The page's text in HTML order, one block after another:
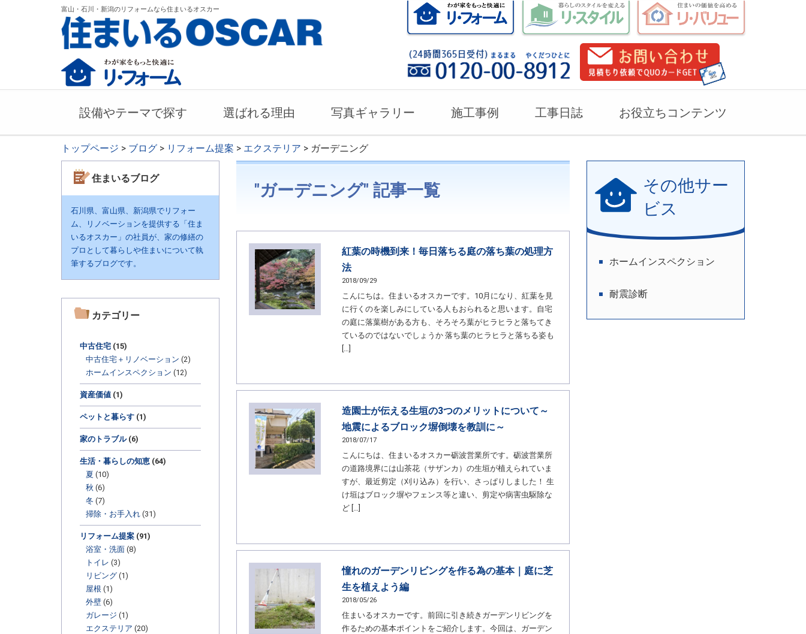
富山・石川・新潟のリフォームなら住まいるオスカー
設備やテーマで探す 選ばれる理由 写真ギャラリー 施工事例 工事日誌 お役立ちコンテンツ
トップページ > ブログ > リフォーム提案 > エクステリア > ガーデニング
住まいるブログ
石川県、富山県、新潟県でリフォー
ム、リノベーションを提供する「住ま
いるオスカー」の社員が、家の修繕の
プロとして暮らしや住まいについて執
筆するブログです。
カテゴリー
中古住宅 (15)
中古住宅＋リノベーション (2)
ホームインスペクション (12)
資産価値 (1)
ペットと暮らす (1)
家のトラブル(6)
生活・暮らしの知恵 (64)
夏 (10)
秋 (6)
冬 (7)
掃除・お手入れ (31)
リフォーム提案 (91)
浴室・洗面 (8)
トイレ (3)
リビング (1)
屋根 (1)
外壁 (6)
ガレージ (1)
エクステリア (20)
"ガーデニング" 記事一覧
紅葉の時機到来！毎日落ちる庭の落ち葉の処理方
法
2018/09/29
こんにちは。住まいるオスカーです。10月になり、紅葉を見
に行くのを楽しみにしている人もおられると思います。自宅
の庭に落葉樹がある方も、そろそろ葉がヒラヒラと落ちてき
ているのではないでしょうか 落ち葉のヒラヒラと落ちる姿も
[…]
造園士が伝える生垣の3つのメリットについて～
地震によるブロック塀倒壊を教訓に～
2018/07/17
こんにちは、住まいるオスカー砺波営業所です。砺波営業所
の道路境界には山茶花（サザンカ）の生垣が植えられていま
すが、最近剪定（刈り込み）を行い、さっぱりしました！ 生
け垣はブロック塀やフェンス等と違い、剪定や病害虫駆除な
ど […]
憧れのガーデンリビングを作る為の基本｜庭に芝
生を植えよう編
2018/05/26
住まいるオスカーです。前回に引き続きガーデンリビングを
作るための基本ポイントをご紹介します。今回は、ガーデン
その他サー
ビス
ホームインスペクション
耐震診断